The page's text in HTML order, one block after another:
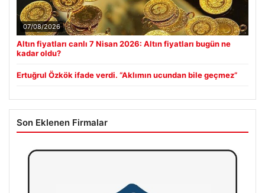
07/08/2026
Altın fiyatları canlı 7 Nisan 2026: Altın fiyatları bugün ne
kadar oldu?
Ertuğrul Özkök ifade verdi. “Aklımın ucundan bile geçmez”
Son Eklenen Firmalar